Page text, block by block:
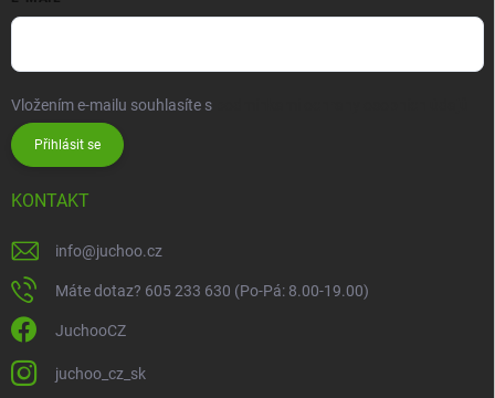
Vložením e-mailu souhlasíte s
Přihlásit se
KONTAKT
info@juchoo.cz
Máte dotaz? 605 233 630 (Po-Pá: 8.00-19.00)
JuchooCZ
juchoo_cz_sk